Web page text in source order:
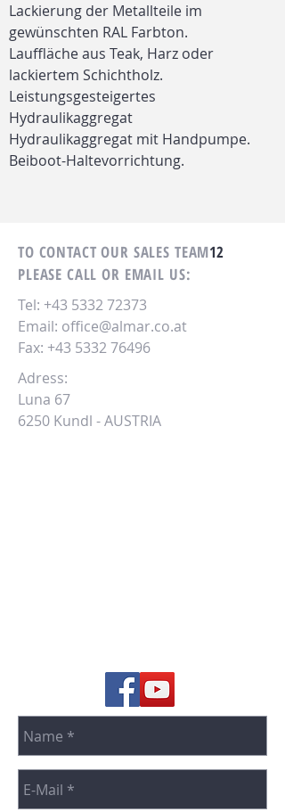
Lackierung der Metallteile im
gewünschten RAL Farbton.
Lauffläche aus Teak, Harz oder
lackiertem Schichtholz.
Leistungsgesteigertes
Hydraulikaggregat
Hydraulikaggregat mit Handpumpe.
Beiboot-Haltevorrichtung.
TO CONTACT OUR SALES TEAM12
PLEASE CALL OR EMAIL US:
Tel: +43 5332 72373
Email: office@almar.co.at
Fax: +43 5332 76496
Adress:
Luna 67
6250 Kundl - AUSTRIA